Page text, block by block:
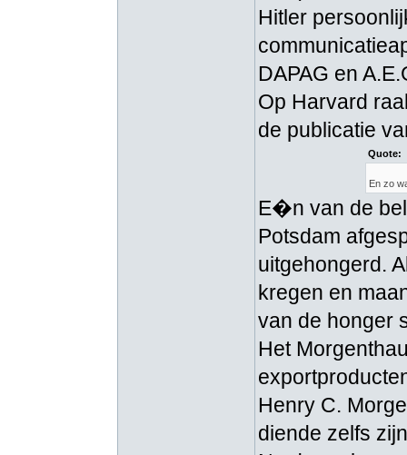
Hitler
DAPAG en
Op Harvard
de publicatie
Quote:
En zo
E�n van de
Potsdam
uitgehongerd.
kregen en
van de honger
Het
Henry C.
diende zelfs